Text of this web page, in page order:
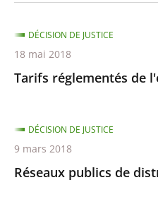
après
avant
Tarifs réglementés de
DÉCISION DE JUSTICE
18 mai 2018
Réseaux publics de
DÉCISION DE JUSTICE
9 mars 2018